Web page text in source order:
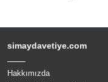
simaydavetiye.com
Hakkımızda